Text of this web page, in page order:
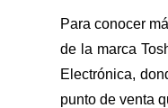
Para conocer
de la marca
Electrónica,
punto de venta